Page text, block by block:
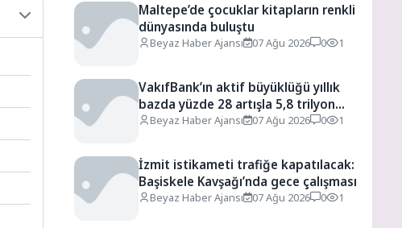
Maltepe’de çocuklar kitapların renkli
dünyasında buluştu
Beyaz Haber Ajansı 07 Ağu 2026 0 1
VakıfBank’ın aktif büyüklüğü yıllık
bazda yüzde 28 artışla 5,8 trilyon
TL’yi aştı
Beyaz Haber Ajansı 07 Ağu 2026 0 1
İzmit istikameti trafiğe kapatılacak:
Başiskele Kavşağı’nda gece çalışması
Beyaz Haber Ajansı 07 Ağu 2026 0 1